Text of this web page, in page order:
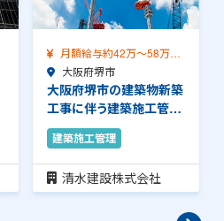
月額給与約42万～58万
（前職給与保証）…
福島県西白河郡西郷村
福島県西白河郡西郷村の
建築物新築工事に伴う建
築施工管理のお仕…
建築施工管理
大成建設株式会社